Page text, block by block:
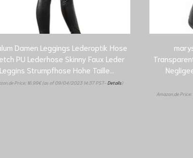
Damen Leggings Lederoptik Hose
PU Lederhose Skinny Faux Leder
Leggins Strumpfhose Hohe Taille…
Price: 16.99€(as of 09/04/2023 14:37 PST- Details)
Amazon.de Price: